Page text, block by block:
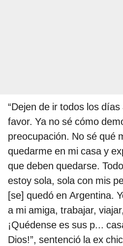
“Dejen de ir todos los
favor. Ya no sé cómo
preocupación. No sé qué
quedarme en mi casa y
que deben quedarse.
estoy sola, sola con mis
[se] quedó en Argentina.
a mi amiga, trabajar,
¡Quédense es sus p...
Dios!”, sentenció la ex